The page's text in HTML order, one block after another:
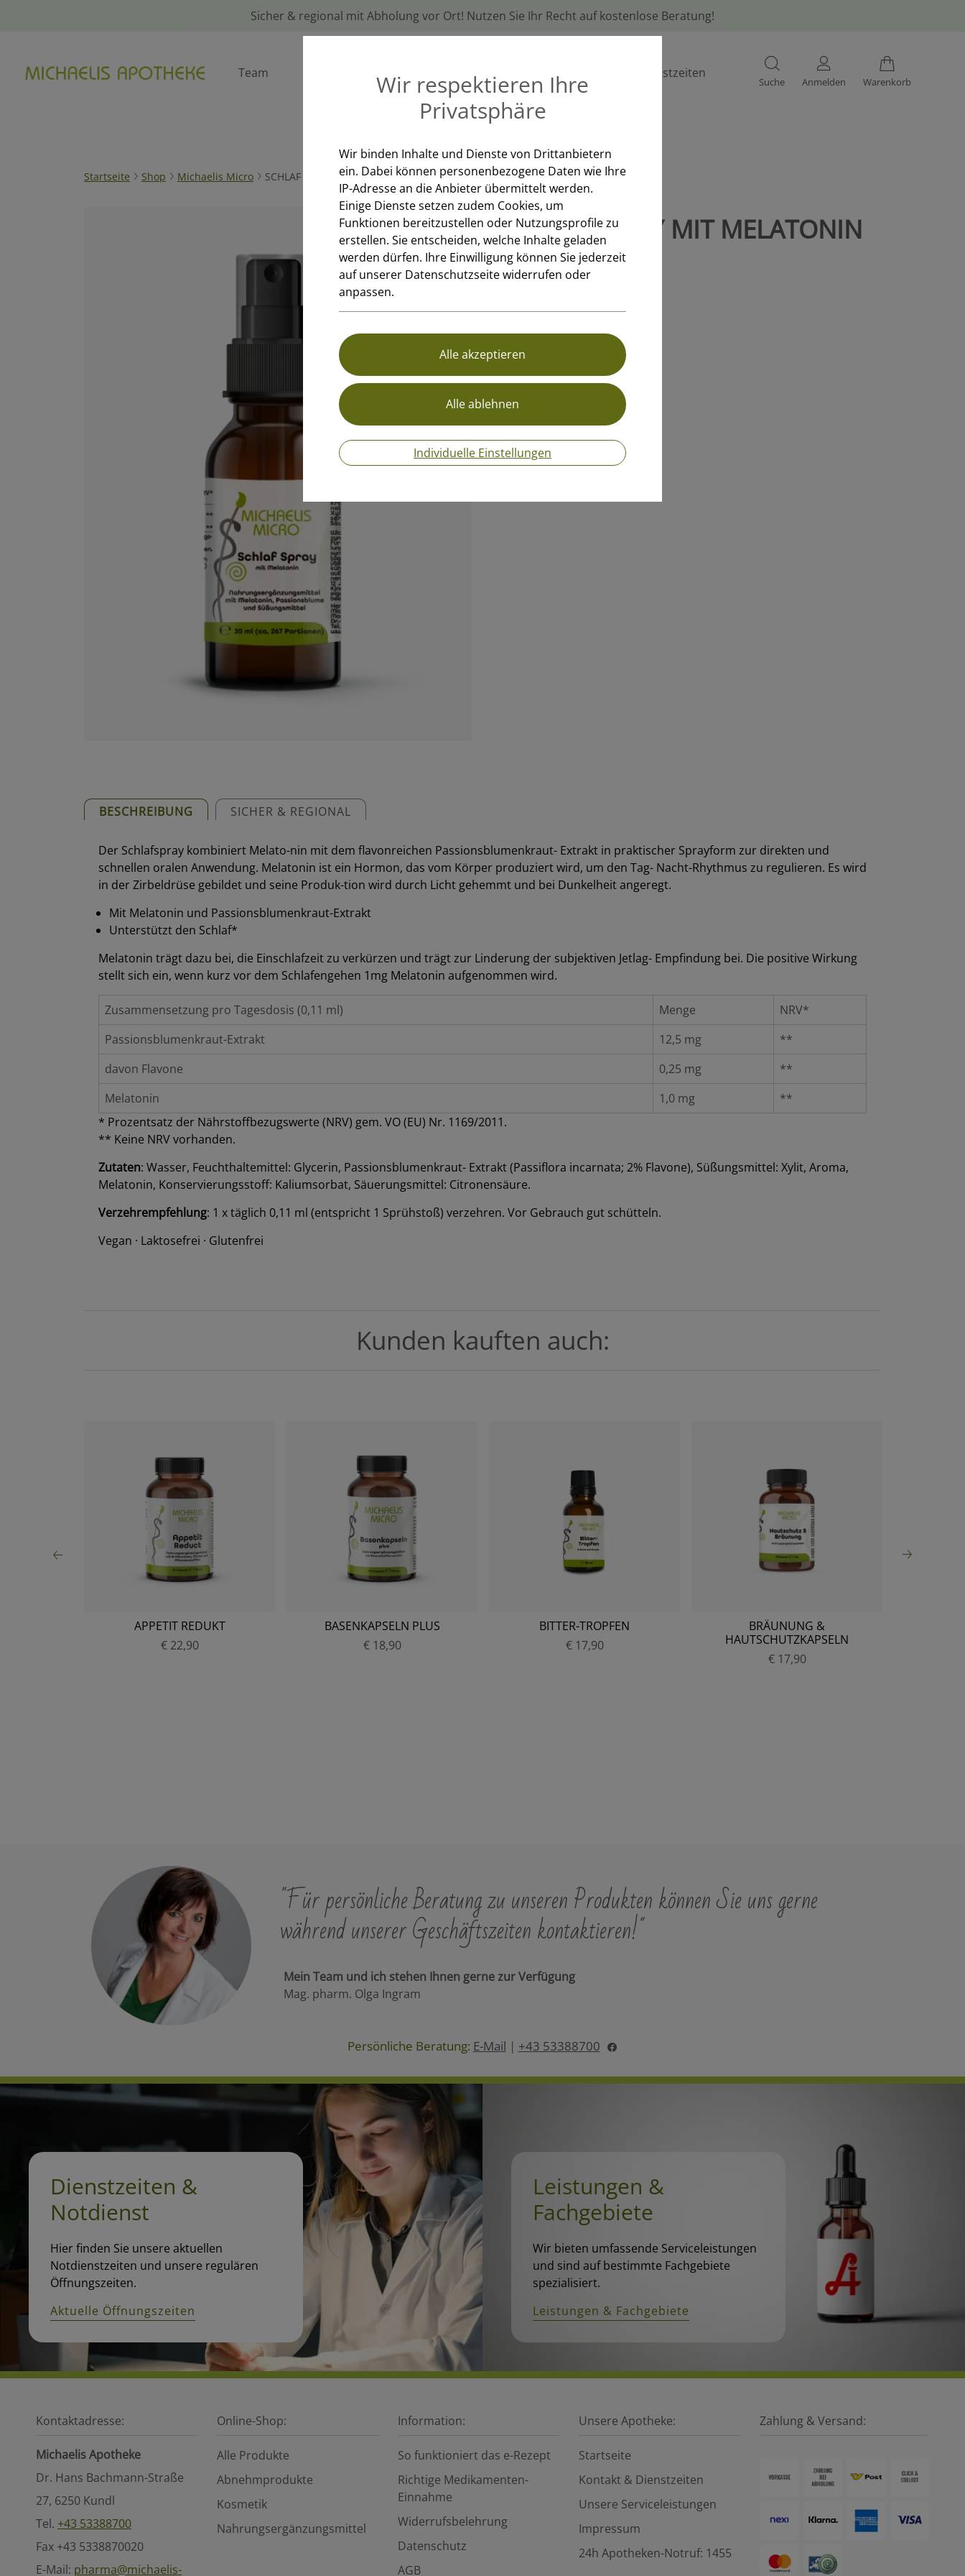
Sicher & regional mit Abholung vor Ort! Nutzen Sie Ihr Recht auf kostenlose Beratung!
Team Kontakt & Dienstzeiten
Suche Anmelden Warenkorb
Startseite Shop Michaelis Micro SCHLAF SPRAY MIT MELATONIN
SCHLAF SPRAY MIT MELATONIN
30ml (ca. 267 Portionen)
BESCHREIBUNG SICHER & REGIONAL
Der Schlafspray kombiniert Melato-nin mit dem flavonreichen Passionsblumenkraut- Extrakt in praktischer Sprayform zur direkten und
schnellen oralen Anwendung. Melatonin ist ein Hormon, das vom Körper produziert wird, um den Tag- Nacht-Rhythmus zu regulieren. Es wird
in der Zirbeldrüse gebildet und seine Produk-tion wird durch Licht gehemmt und bei Dunkelheit angeregt.
Mit Melatonin und Passionsblumenkraut-Extrakt
Unterstützt den Schlaf*
Melatonin trägt dazu bei, die Einschlafzeit zu verkürzen und trägt zur Linderung der subjektiven Jetlag- Empfindung bei. Die positive Wirkung
stellt sich ein, wenn kurz vor dem Schlafengehen 1mg Melatonin aufgenommen wird.
Zusammensetzung pro Tagesdosis (0,11 ml) Menge
NRV*
Passionsblumenkraut-Extrakt
12,5 mg
**
davon Flavone
0,25 mg
**
Melatonin
1,0 mg
**
* Prozentsatz der Nährstoffbezugswerte (NRV) gem. VO (EU) Nr. 1169/2011.
** Keine NRV vorhanden.
Zutaten: Wasser, Feuchthaltemittel: Glycerin, Passionsblumenkraut- Extrakt (Passiflora incarnata; 2% Flavone), Süßungsmittel: Xylit, Aroma,
Melatonin, Konservierungsstoff: Kaliumsorbat, Säuerungsmittel: Citronensäure.
Verzehrempfehlung: 1 x täglich 0,11 ml (entspricht 1 Sprühstoß) verzehren. Vor Gebrauch gut schütteln.
Vegan · Laktosefrei · Glutenfrei
Kunden kauften auch:
APPETIT REDUKT
€ 22,90
BASENKAPSELN PLUS
€ 18,90
BITTER-TROPFEN
€ 17,90
BRÄUNUNG &
HAUTSCHUTZKAPSELN
€ 17,90
P
P
P
P
r
Wir respektieren Ihre
Privatsphäre
Wir binden Inhalte und Dienste von Drittanbietern
ein. Dabei können personenbezogene Daten wie Ihre
IP-Adresse an die Anbieter übermittelt werden.
Einige Dienste setzen zudem Cookies, um
Funktionen bereitzustellen oder Nutzungsprofile zu
erstellen. Sie entscheiden, welche Inhalte geladen
werden dürfen. Ihre Einwilligung können Sie jederzeit
auf unserer Datenschutzseite widerrufen oder
anpassen.
Individuelle Einstellungen
"Für persönliche Beratung zu unseren Produkten können Sie uns gerne
während unserer Geschäftszeiten kontaktieren!"
Mein Team und ich stehen Ihnen gerne zur Verfügung
Mag. pharm. Olga Ingram
Persönliche Beratung: E-Mail | +43 53388700
Dienstzeiten &
Notdienst
Hier finden Sie unsere aktuellen
Notdienstzeiten und unsere regulären
Öffnungszeiten.
Aktuelle Öffnungszeiten
Leistungen &
Fachgebiete
Wir bieten umfassende Serviceleistungen
und sind auf bestimmte Fachgebiete
spezialisiert.
Leistungen & Fachgebiete
Kontaktadresse:
Michaelis Apotheke
Dr. Hans Bachmann-Straße
27, 6250 Kundl
Tel. +43 53388700
Fax +43 5338870020
E-Mail: pharma@michaelis-
Online-Shop:
Alle Produkte
Abnehmprodukte
Kosmetik
Nahrungsergänzungsmittel
Information:
So funktioniert das e-Rezept
Richtige Medikamenten-
Einnahme
Widerrufsbelehrung
Datenschutz
AGB
Unsere Apotheke:
Startseite
Kontakt & Dienstzeiten
Unsere Serviceleistungen
Impressum
24h Apotheken-Notruf: 1455
Zahlung & Versand: